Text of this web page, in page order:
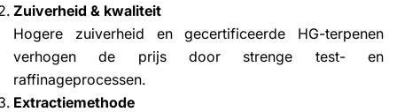
Zuiverheid & kwaliteit
Hogere zuiverheid en gecertificeerde HG-terpenen
verhogen de prijs door strenge test- en
raffinageprocessen.
Extractiemethode